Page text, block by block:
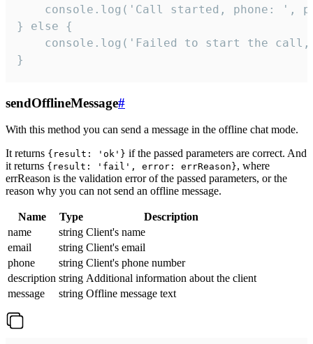
console.log('Call started, phone: ',
} else {
console.log('Failed to start the
}
sendOfflineMessage#
With this method you can send a message in the offline chat mode.
It returns {result: 'ok'} if the passed parameters are correct. And
it returns {result: 'fail', error: errReason}, where
errReason is the validation error of the passed parameters, or the
reason why you can not send an offline message.
Name Type
Description
name
string Client's name
email
string Client's email
phone
string Client's phone number
description string Additional information about the client
message
string Offline message text